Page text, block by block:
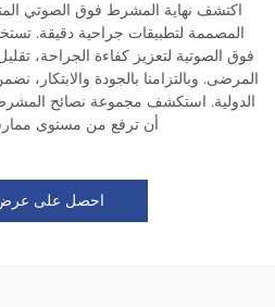
اكتشف نهاية المشرط فوق الصوتي
المصممة لتطبيقات جراحية دقيقة.
فوق الصوتية لتعزيز كفاءة الجراحة،
المرضى. وبالتزامنا بالجودة والابتكار،
الدولية. استكشف مجموعة نصائح
أن ترفع من مستوى
احصل على